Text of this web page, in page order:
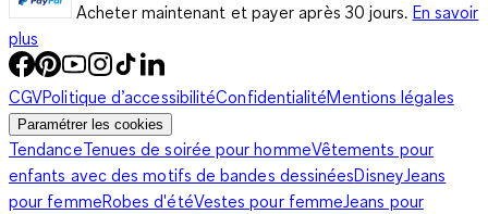
Acheter maintenant et payer après 30 jours. En savoir
plus
CGVPolitique d’accessibilitéConfidentialitéMentions légales
Paramétrer les cookies
TendanceTenues de soirée pour hommeVêtements pour
enfants avec des motifs de bandes dessinéesDisneyJeans
pour femmeRobes d'étéVestes pour femmeJeans pour